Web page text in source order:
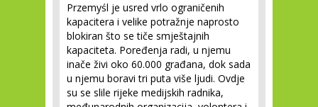
Przemyśl je usred vrlo ograničenih
kapacitera i velike potražnje naprosto
blokiran što se tiče smještajnih
kapaciteta. Poređenja radi, u njemu
inače živi oko 60.000 građana, dok sada
u njemu boravi tri puta više ljudi. Ovdje
su se slile rijeke medijskih radnika,